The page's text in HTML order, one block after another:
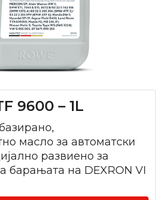
9600 – 1L
масло за автоматски
развиено за
барањата на DEXRON VI